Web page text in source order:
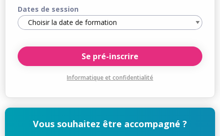
Dates de session
Informatique et confidentialité
Vous souhaitez être accompagné ?